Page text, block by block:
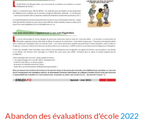
Abandon des évaluations d'école 2022